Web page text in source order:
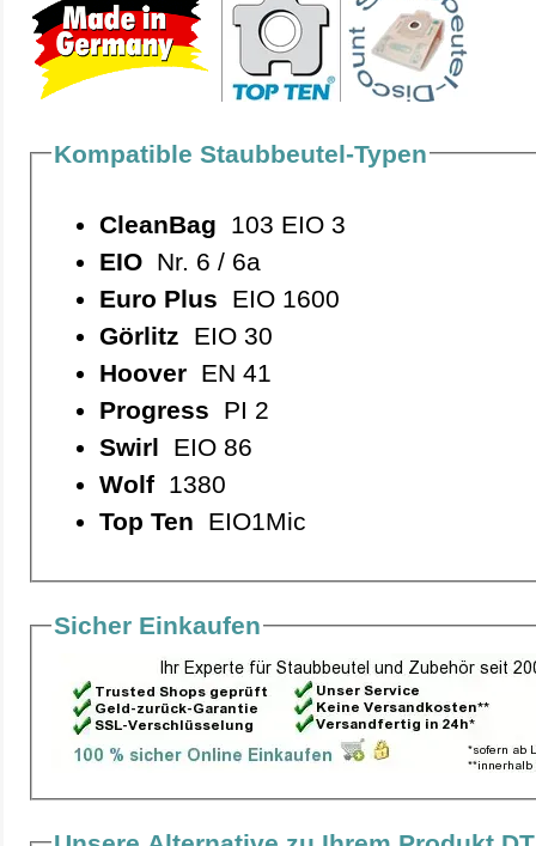
Kompatible Staubbeutel-Typen
CleanBag 103 EIO 3
EIONr. 6 / 6a
Euro Plus EIO 1600
Görlitz EIO 30
HooverEN 41
Progress PI 2
Swirl EIO 86
Wolf1380
Top Ten EIO1Mic
Sicher Einkaufen